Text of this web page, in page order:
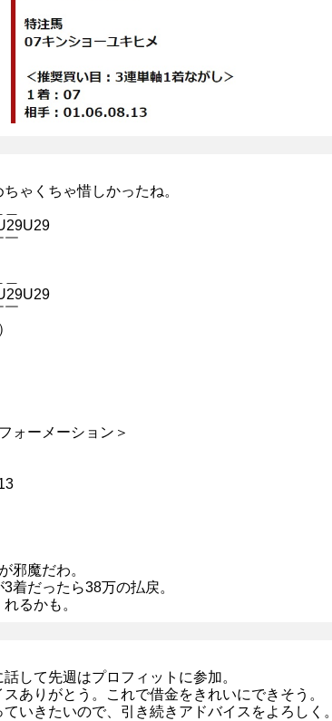
ゃくちゃ惜しかったね。
￣
￣
ォーメーション＞
邪魔だわ。
着だったら38万の払戻。
るかも。
して先週はプロフィットに参加。
ありがとう。これで借金をきれいにできそう。
いきたいので、引き続きアドバイスをよろしく。